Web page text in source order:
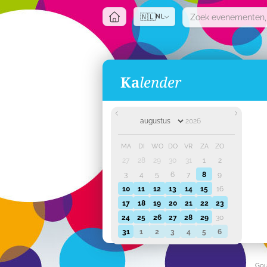
🇳🇱NL
Kalender
MA DI WO DO VR ZA ZO
27 28 29 30 31 1
2
3
4 5 6 7 8
9
10
11 12 13 14 15
16
17
18 19 20 21 22
23
24
25 26 27 28 29
30
31
1 2 3 4 5 6